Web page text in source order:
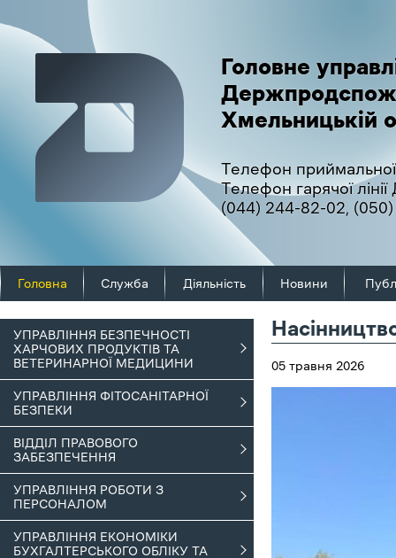
Головне
Хмельницькій
Телефон
Телефон гарячої
(044) 244-82-02,
Головна Служба Діяльність Новини
УПРАВЛІННЯ БЕЗПЕЧНОСТІ
ХАРЧОВИХ ПРОДУКТІВ ТА
ВЕТЕРИНАРНОЇ МЕДИЦИНИ
УПРАВЛІННЯ ФІТОСАНІТАРНОЇ
БЕЗПЕКИ
ВІДДІЛ ПРАВОВОГО
ЗАБЕЗПЕЧЕННЯ
УПРАВЛІННЯ РОБОТИ З
ПЕРСОНАЛОМ
УПРАВЛІННЯ ЕКОНОМІКИ
БУХГАЛТЕРСЬКОГО ОБЛІКУ ТА
05 травня 2026